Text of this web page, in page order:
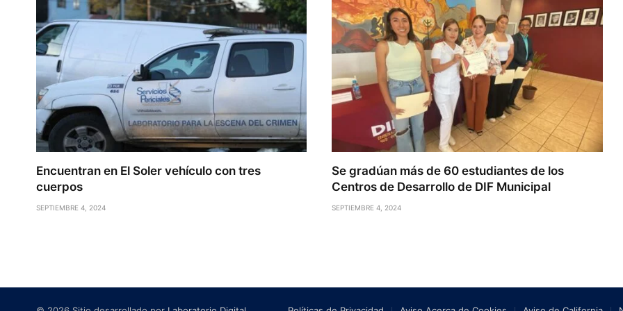
Encuentran en El Soler vehículo con tres
cuerpos
SEPTIEMBRE 4, 2024
Se gradúan más de 60 estudiantes de los
Centros de Desarrollo de DIF Municipal
SEPTIEMBRE 4, 2024